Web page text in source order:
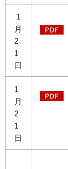
1
月
2
1
日
1
月
2
1
日